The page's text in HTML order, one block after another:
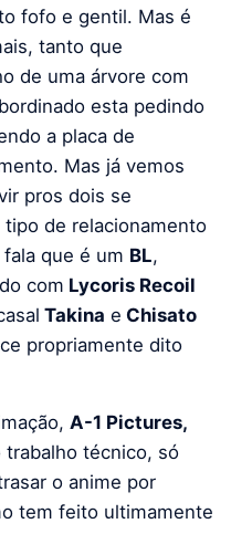
fofo e gentil. Mas é
tanto que
de uma árvore com
esta pedindo
a placa de
Mas já vemos
pros dois se
de relacionamento
que é um BL,
com Lycoris Recoil
Takina e Chisato
propriamente dito
A-1 Pictures,
técnico, só
o anime por
tem feito ultimamente